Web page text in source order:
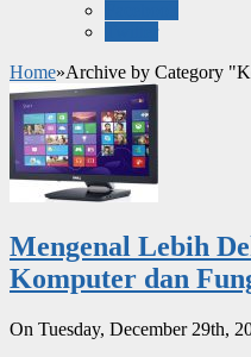
Home»Archive by Category
Mengenal Lebih
Komputer dan
On Tuesday, December 29th,